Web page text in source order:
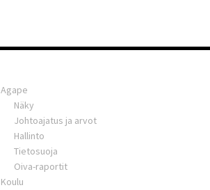
Agape
Näky
Johtoajatus ja arvot
Hallinto
Tietosuoja
Oiva-raportit
Koulu